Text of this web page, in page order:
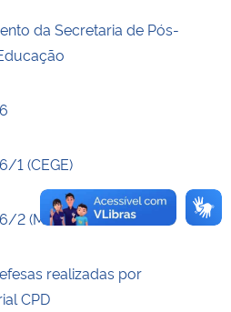
da Secretaria de Pós-
1 (CEGE)
2 (MP)
realizadas por
CPD